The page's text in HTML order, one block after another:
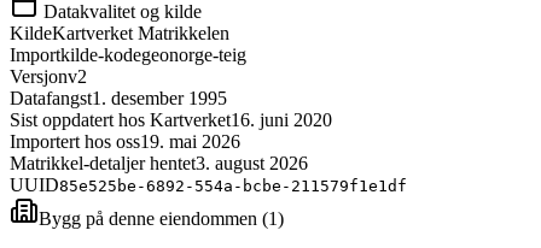
Datakvalitet og kilde
KildeKartverket Matrikkelen
Importkilde-kodegeonorge-teig
Versjonv2
Datafangst1. desember 1995
Sist oppdatert hos Kartverket16. juni 2020
Importert hos oss19. mai 2026
Matrikkel-detaljer hentet3. august 2026
UUID85e525be-6892-554a-bcbe-211579f1e1df
Bygg på denne eiendommen (1)